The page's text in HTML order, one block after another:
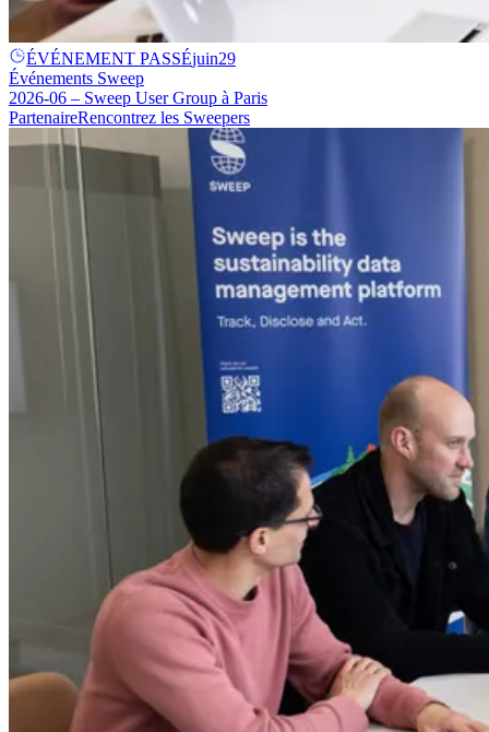
ÉVÉNEMENT PASSÉjuin29
Événements Sweep
2026-06 – Sweep User Group à Paris
PartenaireRencontrez les Sweepers